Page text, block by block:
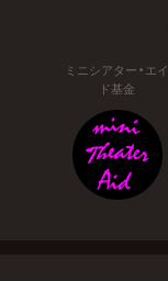
ミニシアター・エイ
ド基金